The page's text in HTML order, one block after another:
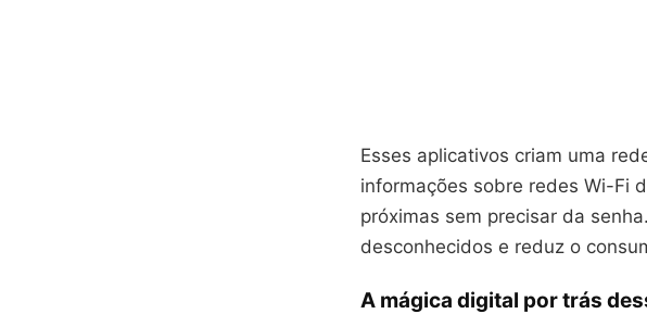
Esses aplicativos criam uma
informações sobre redes Wi-Fi
próximas sem precisar da
desconhecidos e reduz o
A mágica digital por trás